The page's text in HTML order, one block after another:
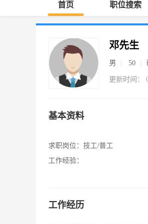
首页 职位搜索
邓先生
男 50
更新时间：
基本资料
求职岗位： 技工/普工
工作经验：
工作经历